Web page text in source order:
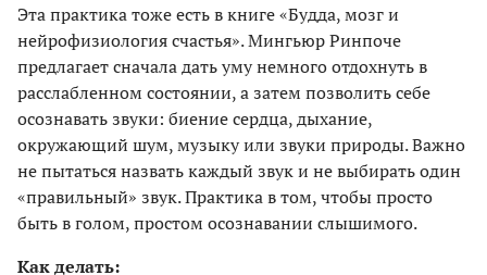
Эта практика тоже есть в книге «Будда, мозг и
нейрофизиология счастья». Мингьюр Ринпоче
предлагает сначала дать уму немного отдохнуть в
расслабленном состоянии, а затем позволить себе
осознавать звуки: биение сердца, дыхание,
окружающий шум, музыку или звуки природы. Важно
не пытаться назвать каждый звук и не выбирать один
«правильный» звук. Практика в том, чтобы просто
быть в голом, простом осознавании слышимого.
Как делать: